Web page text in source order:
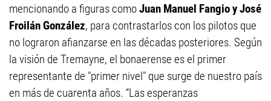
mencionando a figuras comoJuan Manuel Fangio y José
Froilán González, para contrastarlos con los pilotos que
no lograron afianzarse en las décadas posteriores. Según
la visión de Tremayne, el bonaerense es el primer
representante de "primer nivel" que surge de nuestro país
en más de cuarenta años. “Las esperanzas